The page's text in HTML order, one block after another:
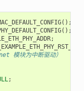
();
();
;
模块为中断驱动）
;